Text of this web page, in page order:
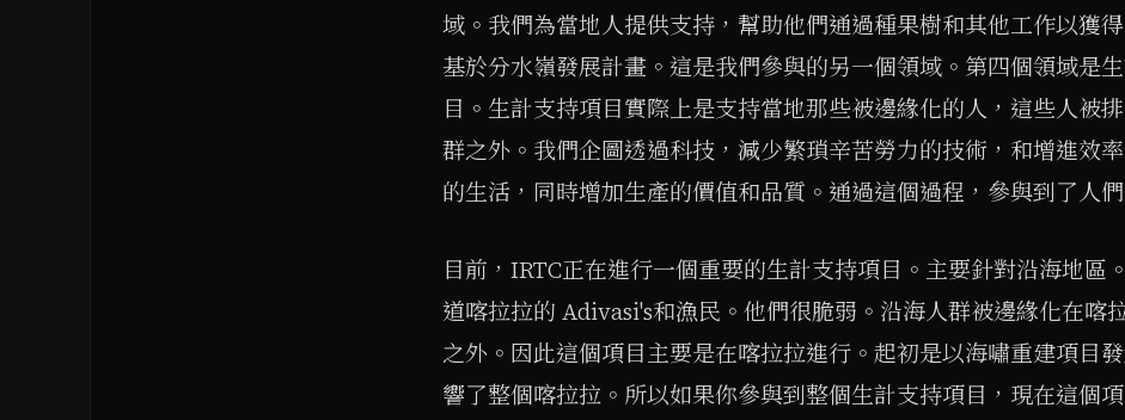
域。我們為當地人提供支持，幫助他們通過種果樹和其他工作以獲
基於分水嶺發展計畫。這是我們參與的另一個領域。第四個領域是
目。生計支持項目實際上是支持當地那些被邊緣化的人，這些人被
群之外。我們企圖透過科技，減少繁瑣辛苦勞力的技術，和增進效
的生活，同時增加生產的價值和品質。通過這個過程，參與到了人們
目前，IRTC正在進行一個重要的生計支持項目。主要針對沿海地區
道喀拉拉的 Adivasi's和漁民。他們很脆弱。沿海人群被邊緣化在喀
之外。因此這個項目主要是在喀拉拉進行。起初是以海嘯重建項目
響了整個喀拉拉。所以如果你參與到整個生計支持項目，現在這個